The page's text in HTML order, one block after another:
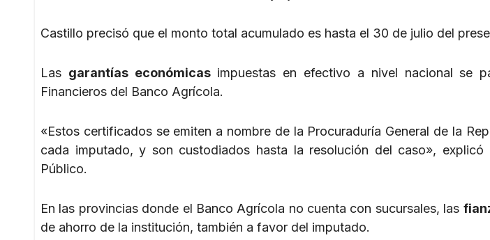
Castillo precisó que el monto total acumulado es hasta el 30 de julio del
Las garantías económicasimpuestas en efectivo a nivel nacional se
Financieros del Banco Agrícola.
«Estos certificados se emiten a nombre de la Procuraduría General de la
cada imputado, y son custodiados hasta la resolución del caso», explicó
Público.
En las provincias donde el Banco Agrícola no cuenta con sucursales, las
de ahorro de la institución, también a favor del imputado.